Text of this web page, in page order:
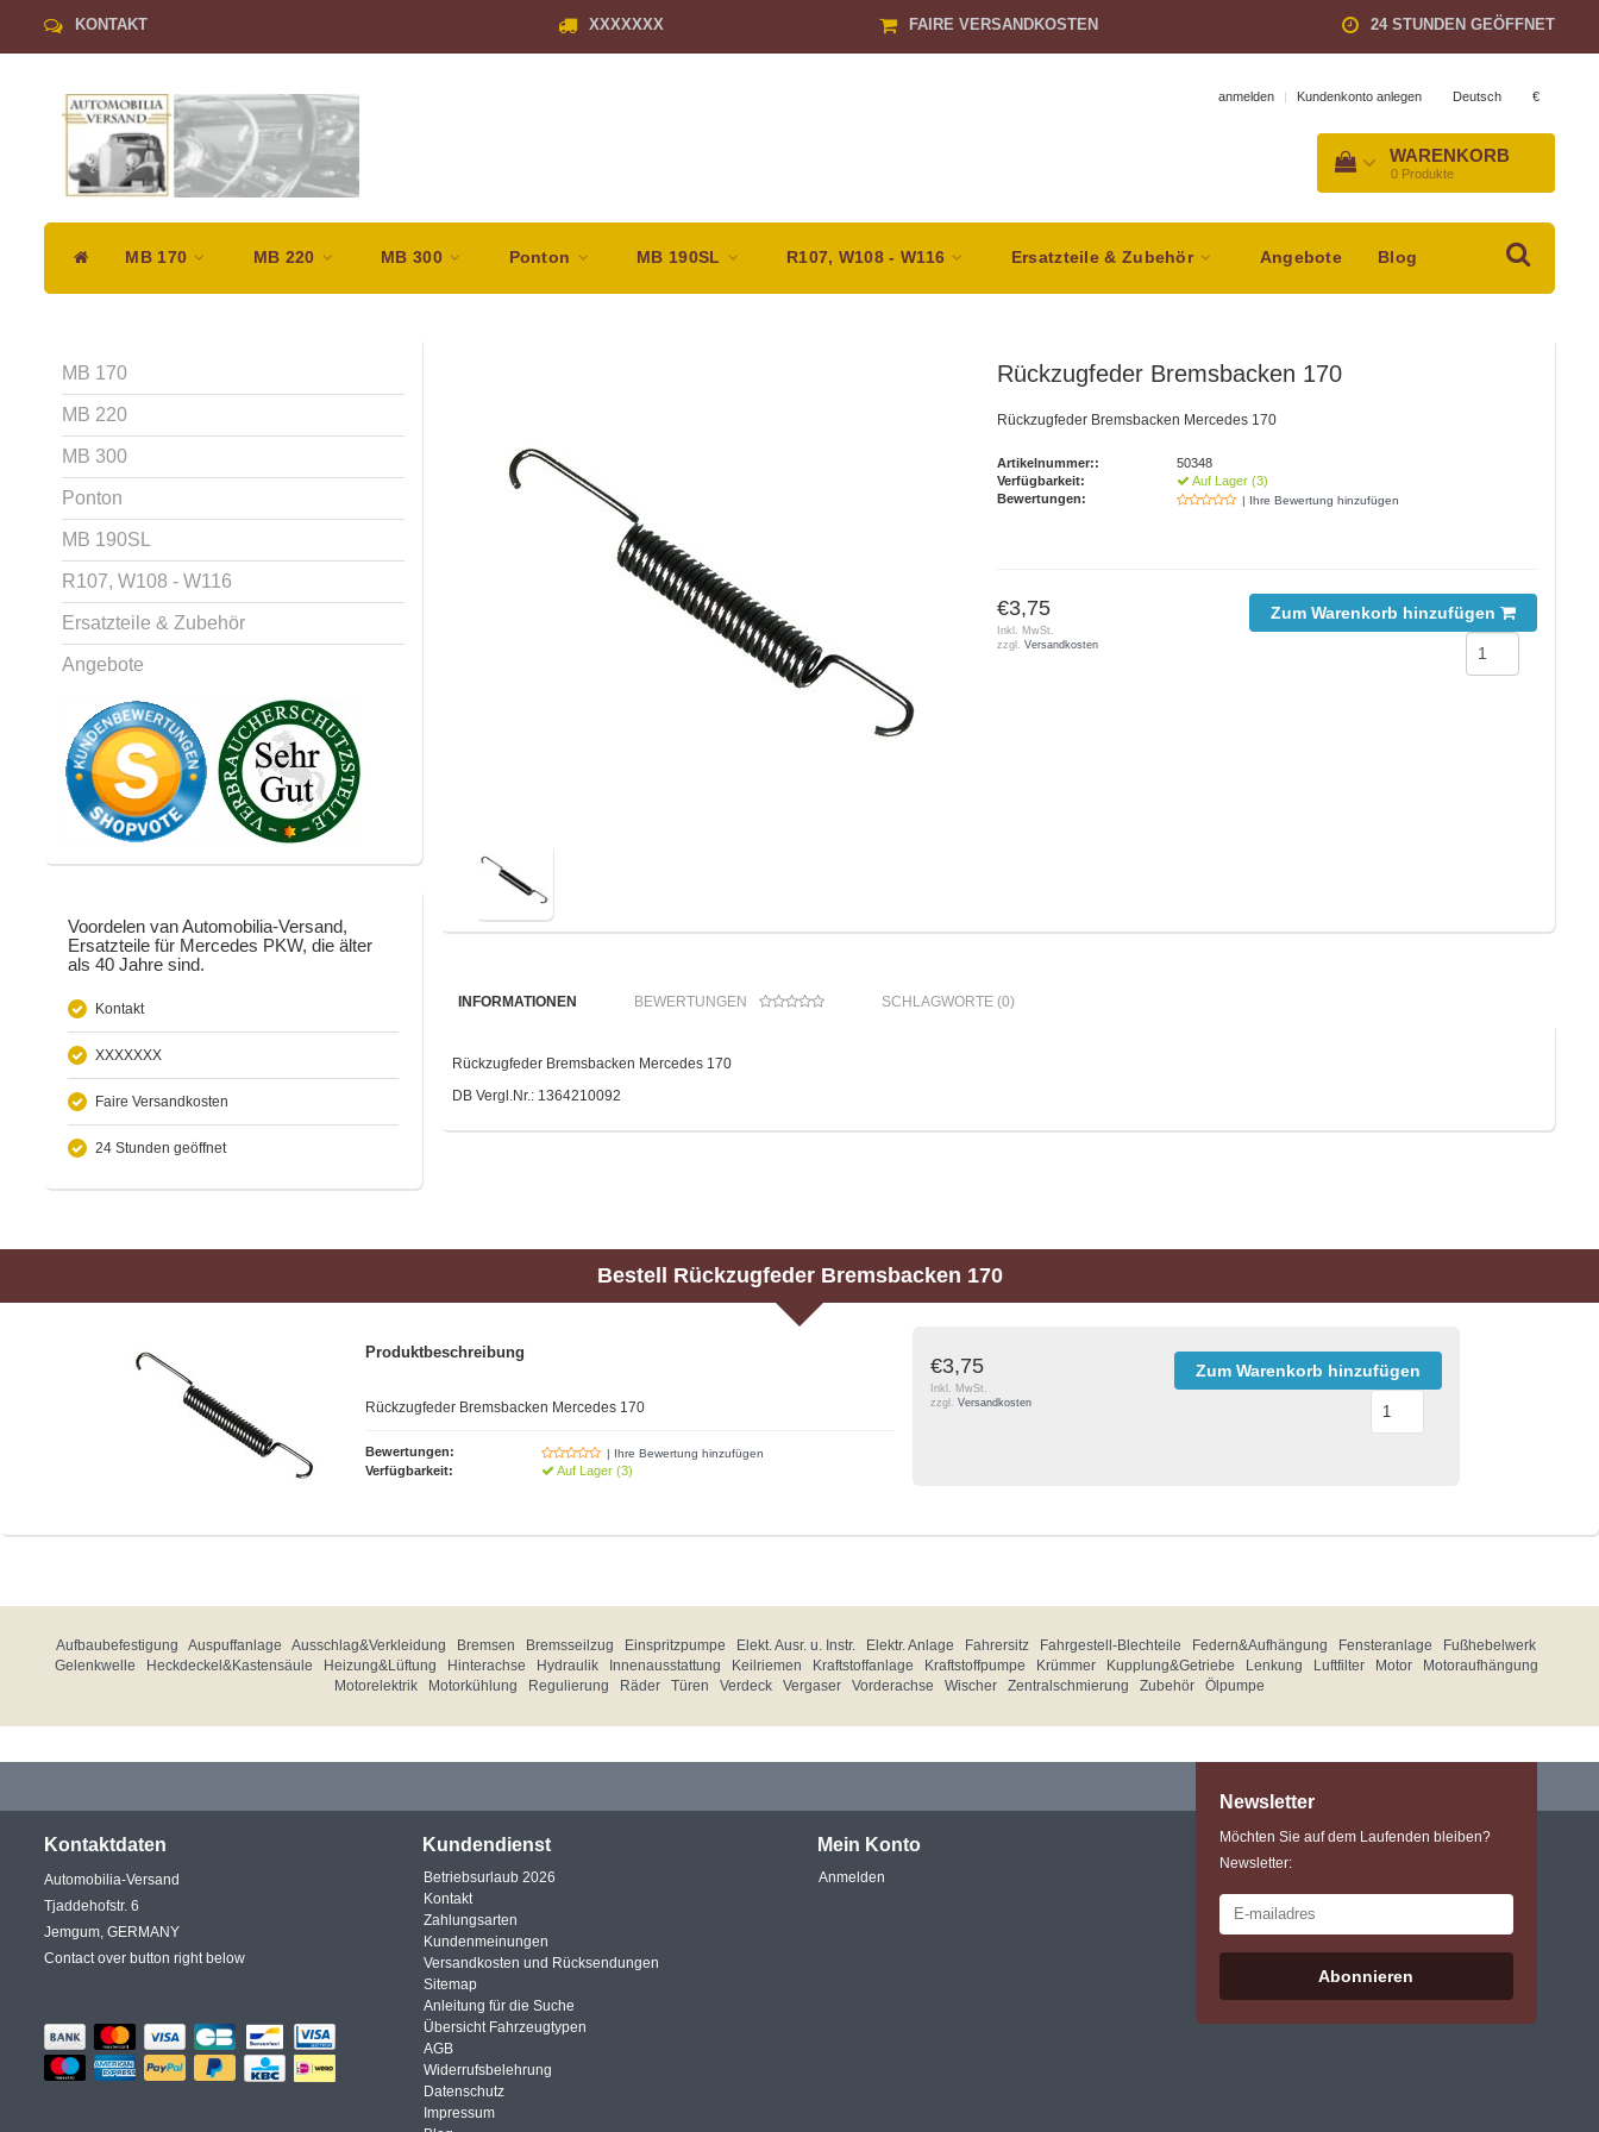
KONTAKT XXXXXXX FAIRE VERSANDKOSTEN 24 STUNDEN GEÖFFNET
anmelden | Kundenkonto anlegen Deutsch €
WARENKORB
0 Produkte
MB 170 MB 220 MB 300 Ponton MB 190SL R107, W108 - W116 Ersatzteile & Zubehör Angebote Blog
MB 170
MB 220
MB 300
Ponton
MB 190SL
R107, W108 - W116
Ersatzteile & Zubehör
Angebote
Voordelen van Automobilia-Versand,
Ersatzteile für Mercedes PKW, die älter
als 40 Jahre sind.
Kontakt
XXXXXXX
Faire Versandkosten
24 Stunden geöffnet
Rückzugfeder Bremsbacken 170
Rückzugfeder Bremsbacken Mercedes 170
Artikelnummer::
50348
Verfügbarkeit:
Auf Lager (3)
Bewertungen:
| Ihre Bewertung hinzufügen
€3,75
Inkl. MwSt.
zzgl.Versandkosten
Zum Warenkorb hinzufügen
INFORMATIONEN BEWERTUNGEN SCHLAGWORTE (0)
Rückzugfeder Bremsbacken Mercedes 170
DB Vergl.Nr.: 1364210092
Bestell Rückzugfeder Bremsbacken 170
Produktbeschreibung
Rückzugfeder Bremsbacken Mercedes 170
Bewertungen: | Ihre Bewertung hinzufügen
Verfügbarkeit: Auf Lager (3)
€3,75
Inkl. MwSt.
zzgl. Versandkosten
Zum Warenkorb hinzufügen
Aufbaubefestigung Auspuffanlage Ausschlag&Verkleidung Bremsen Bremsseilzug Einspritzpumpe Elekt. Ausr. u. Instr. Elektr. Anlage Fahrersitz Fahrgestell-Blechteile Federn&Aufhängung Fensteranlage
Fußhebelwerk
Gelenkwelle
Heckdeckel&Kastensäule Heizung&Lüftung Hinterachse Hydraulik Innenausstattung Keilriemen Kraftstoffanlage Kraftstoffpumpe Krümmer Kupplung&Getriebe Lenkung Luftfilter Motor
Motoraufhängung
Motorelektrik
Motorkühlung Regulierung Räder Türen Verdeck Vergaser Vorderachse Wischer Zentralschmierung Zubehör Ölpumpe
Kontaktdaten
Automobilia-Versand
Tjaddehofstr. 6
Jemgum, GERMANY
Contact over button right below
Kundendienst
Betriebsurlaub 2026
Kontakt
Zahlungsarten
Kundenmeinungen
Versandkosten und Rücksendungen
Sitemap
Anleitung für die Suche
Übersicht Fahrzeugtypen
AGB
Widerrufsbelehrung
Datenschutz
Impressum
Mein Konto
Anmelden
Newsletter
Möchten Sie auf dem Laufenden bleiben?
Newsletter:
Abonnieren